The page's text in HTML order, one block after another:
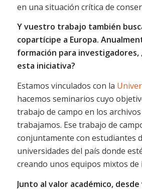
en una situación crítica de
Y vuestro trabajo también
copartícipe a Europa.
formación para investigadores,
esta iniciativa?
Estamos vinculados con la
hacemos seminarios cuyo
trabajo de campo en los
trabajamos. Ese trabajo de
conjuntamente con estudiantes
universidades del país donde
creando unos equipos mixtos de
Junto al valor académico,